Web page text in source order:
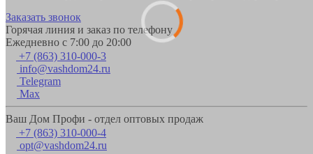
Заказать звонок
Горячая линия и заказ по телефону
Ежедневно с 7:00 до 20:00
+7 (863) 310-000-3
info@vashdom24.ru
Telegram
Max
Ваш Дом Профи - отдел оптовых продаж
+7 (863) 310-000-4
opt@vashdom24.ru